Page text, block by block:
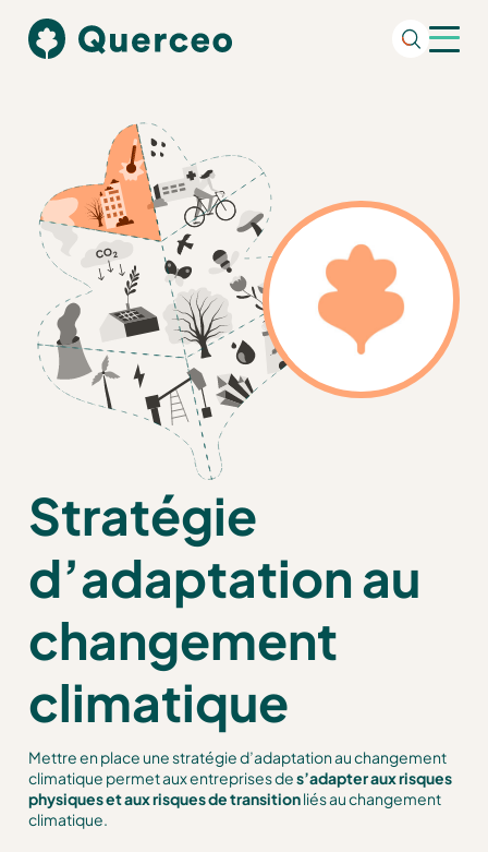
Stratégie
d’adaptation au
changement
climatique
Mettre en place une stratégie d’adaptation au changement
climatique permet aux entreprises des’adapter aux risques
physiques et aux risques de transitionliés au changement
climatique.